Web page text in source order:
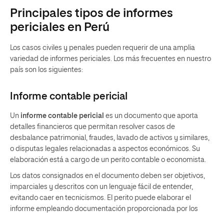
Principales tipos de informes
periciales en Perú
Los casos civiles y penales pueden requerir de una amplia
variedad de informes periciales. Los más frecuentes en nuestro
país son los siguientes:
Informe contable pericial
Un informe contable pericial es un documento que aporta
detalles financieros que permitan resolver casos de
desbalance patrimonial, fraudes, lavado de activos y similares,
o disputas legales relacionadas a aspectos económicos. Su
elaboración está a cargo de un perito contable o economista.
Los datos consignados en el documento deben ser objetivos,
imparciales y descritos con un lenguaje fácil de entender,
evitando caer en tecnicismos. El perito puede elaborar el
informe empleando documentación proporcionada por los